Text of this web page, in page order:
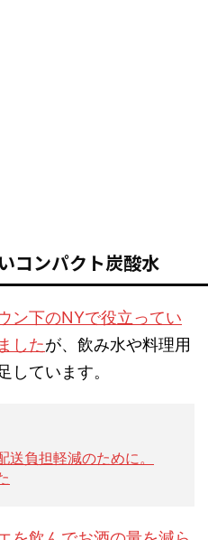
コンパクト炭酸水
ン下のNYで役立ってい
したが、飲み水や料理用
しています。
送負担軽減のために。